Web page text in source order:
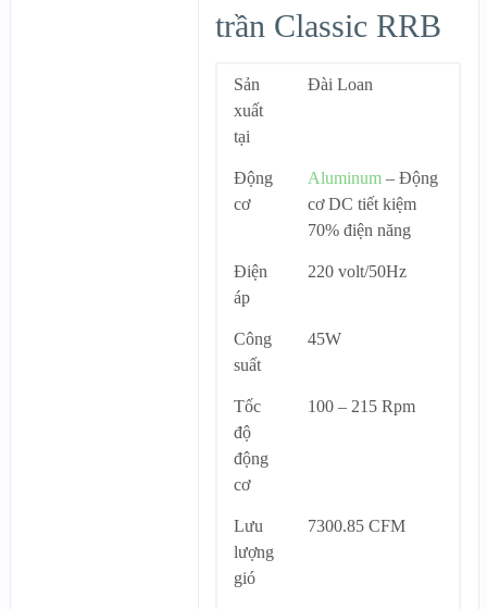
trần Classic RRB
Sản
xuất
tại
Đài Loan
Động
cơ
Aluminum – Động
cơ DC tiết kiệm
70% điện năng
Điện
áp
220 volt/50Hz
Công
suất
45W
Tốc
độ
động
cơ
100 – 215 Rpm
Lưu
lượng
gió
7300.85 CFM